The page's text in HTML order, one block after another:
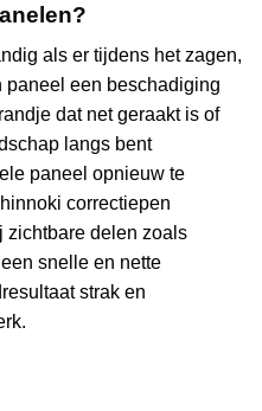
als er tijdens het zagen,
paneel een beschadiging
dat net geraakt is of
langs bent
paneel opnieuw te
correctiepen
zichtbare delen zoals
snelle en nette
strak en